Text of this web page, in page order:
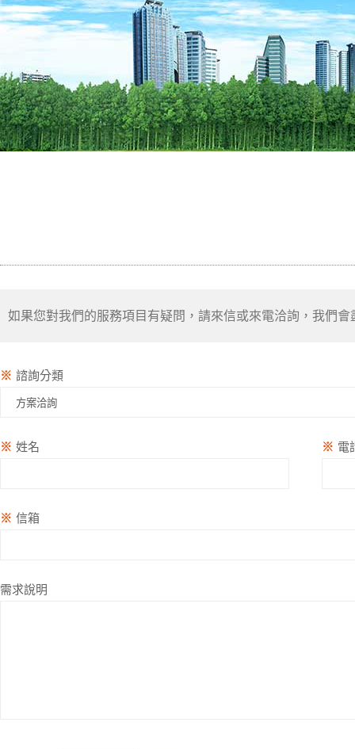
如果您對我們的服務項目有疑問，請來信或來電洽詢，我們會
※ 諮詢分類
※ 姓名 ※ 電
※ 信箱
需求說明